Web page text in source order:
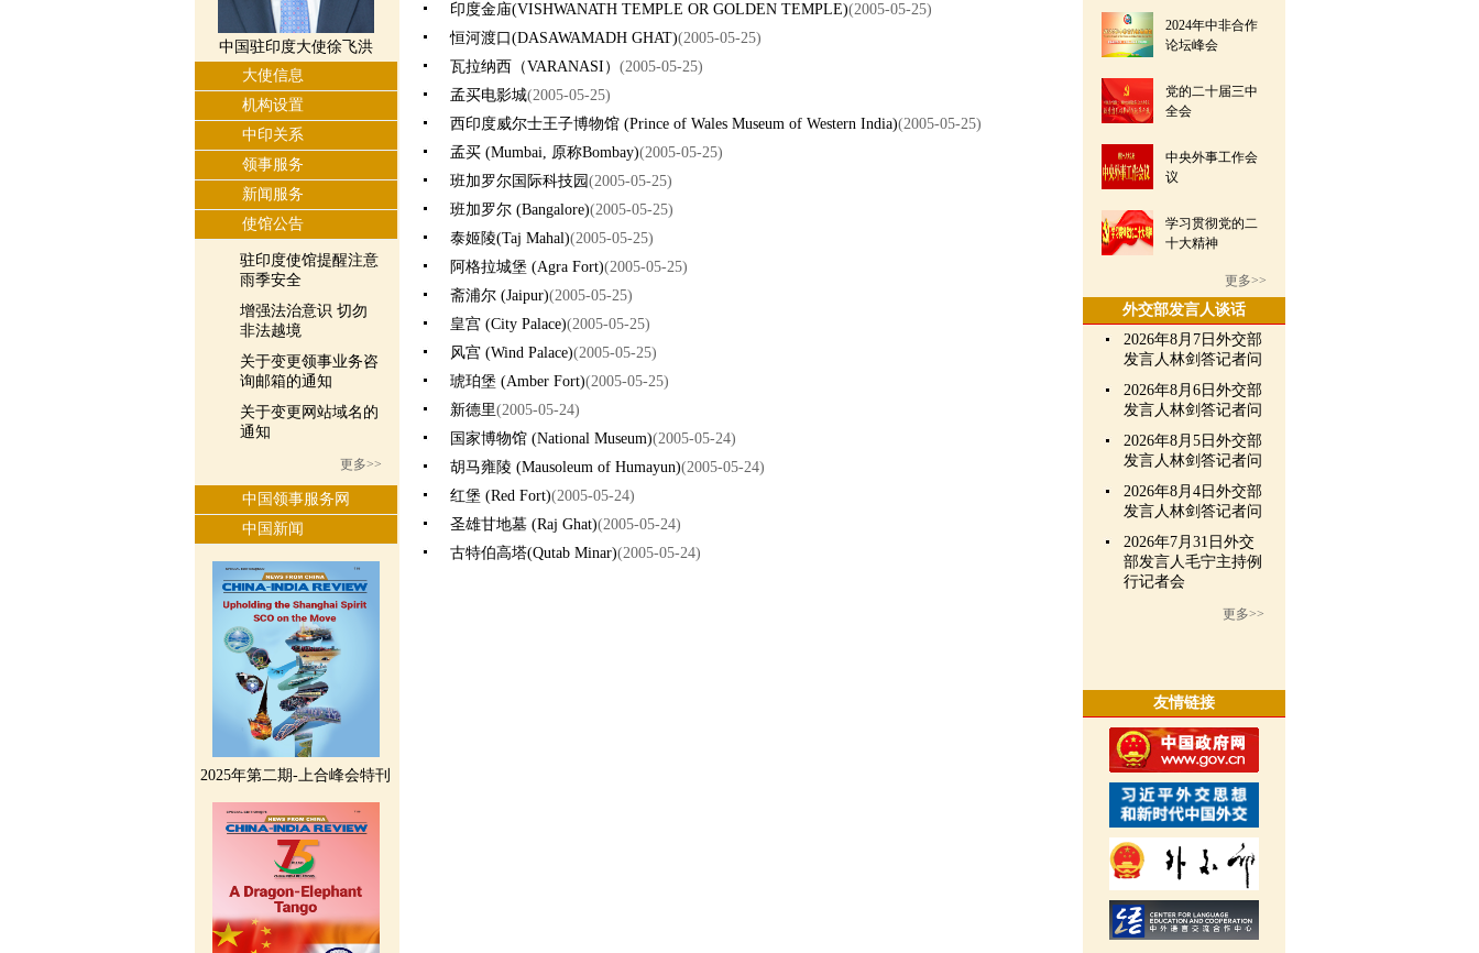
中国驻印度大使徐飞洪
大使信息
机构设置
中印关系
领事服务
新闻服务
使馆公告
驻印度使馆提醒注意
雨季安全
增强法治意识 切勿
非法越境
关于变更领事业务咨
询邮箱的通知
关于变更网站域名的
通知
更多>>
中国领事服务网
中国新闻
2025年第二期-上合峰会特刊
印度金庙(VISHWANATH TEMPLE OR GOLDEN TEMPLE)(2005-05-25)
恒河渡口(DASAWAMADH GHAT)(2005-05-25)
瓦拉纳西（VARANASI） (2005-05-25)
孟买电影城(2005-05-25)
西印度威尔士王子博物馆 (Prince of Wales Museum of Western India)(2005-05-25)
孟买 (Mumbai, 原称Bombay)(2005-05-25)
班加罗尔国际科技园 (2005-05-25)
班加罗尔 (Bangalore)(2005-05-25)
泰姬陵(Taj Mahal)(2005-05-25)
阿格拉城堡 (Agra Fort)(2005-05-25)
斋浦尔 (Jaipur)(2005-05-25)
皇宫 (City Palace)(2005-05-25)
风宫 (Wind Palace)(2005-05-25)
琥珀堡 (Amber Fort)(2005-05-25)
新德里(2005-05-24)
国家博物馆 (National Museum)(2005-05-24)
胡马雍陵 (Mausoleum of Humayun)(2005-05-24)
红堡 (Red Fort)(2005-05-24)
圣雄甘地墓 (Raj Ghat)(2005-05-24)
古特伯高塔(Qutab Minar)(2005-05-24)
2024年中非合作
论坛峰会
党的二十届三中
全会
中央外事工作会
议
学习贯彻党的二
十大精神
更多>>
外交部发言人谈话
2026年8月7日外交部
发言人林剑答记者问
2026年8月6日外交部
发言人林剑答记者问
2026年8月5日外交部
发言人林剑答记者问
2026年8月4日外交部
发言人林剑答记者问
2026年7月31日外交
部发言人毛宁主持例
行记者会
更多>>
友情链接